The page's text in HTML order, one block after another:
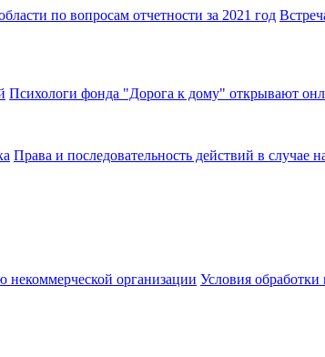
Психологи фонда "Дорога к дому" открывают
Права и последовательность действий в случае
Условия